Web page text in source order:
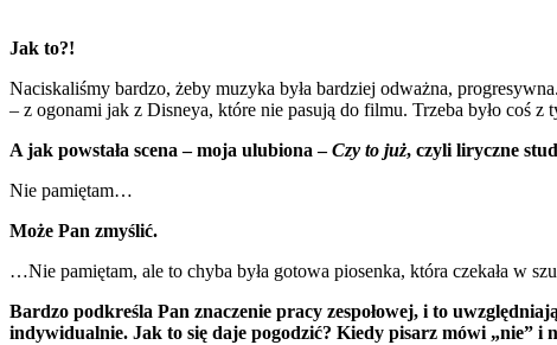
Jak to?!
Naciskaliśmy bardzo, żeby muzyka była bardziej odważna,
– z ogonami jak z Disneya, które nie pasują do filmu. Trzeba było coś z
A jak powstała scena – moja ulubiona –Czy to już, czyli liryczne
Nie pamiętam…
Może Pan zmyślić.
…Nie pamiętam, ale to chyba była gotowa piosenka, która czekała w
Bardzo podkreśla Pan znaczenie pracy zespołowej, i to
indywidualnie. Jak to się daje pogodzić? Kiedy pisarz mówi „nie” i